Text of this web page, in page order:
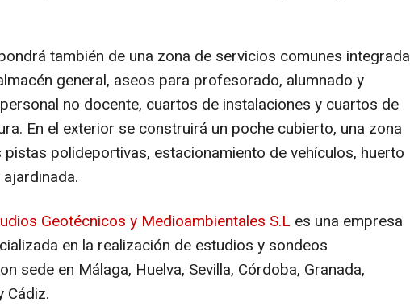
también de una zona de servicios comunes integrada
general, aseos para profesorado, alumnado y
no docente, cuartos de instalaciones y cuartos de
En el exterior se construirá un poche cubierto, una zona
polideportivas, estacionamiento de vehículos, huerto
Geotécnicos y Medioambientales S.L es una empresa
en la realización de estudios y sondeos
sede en Málaga, Huelva, Sevilla, Córdoba, Granada,
Cádiz.